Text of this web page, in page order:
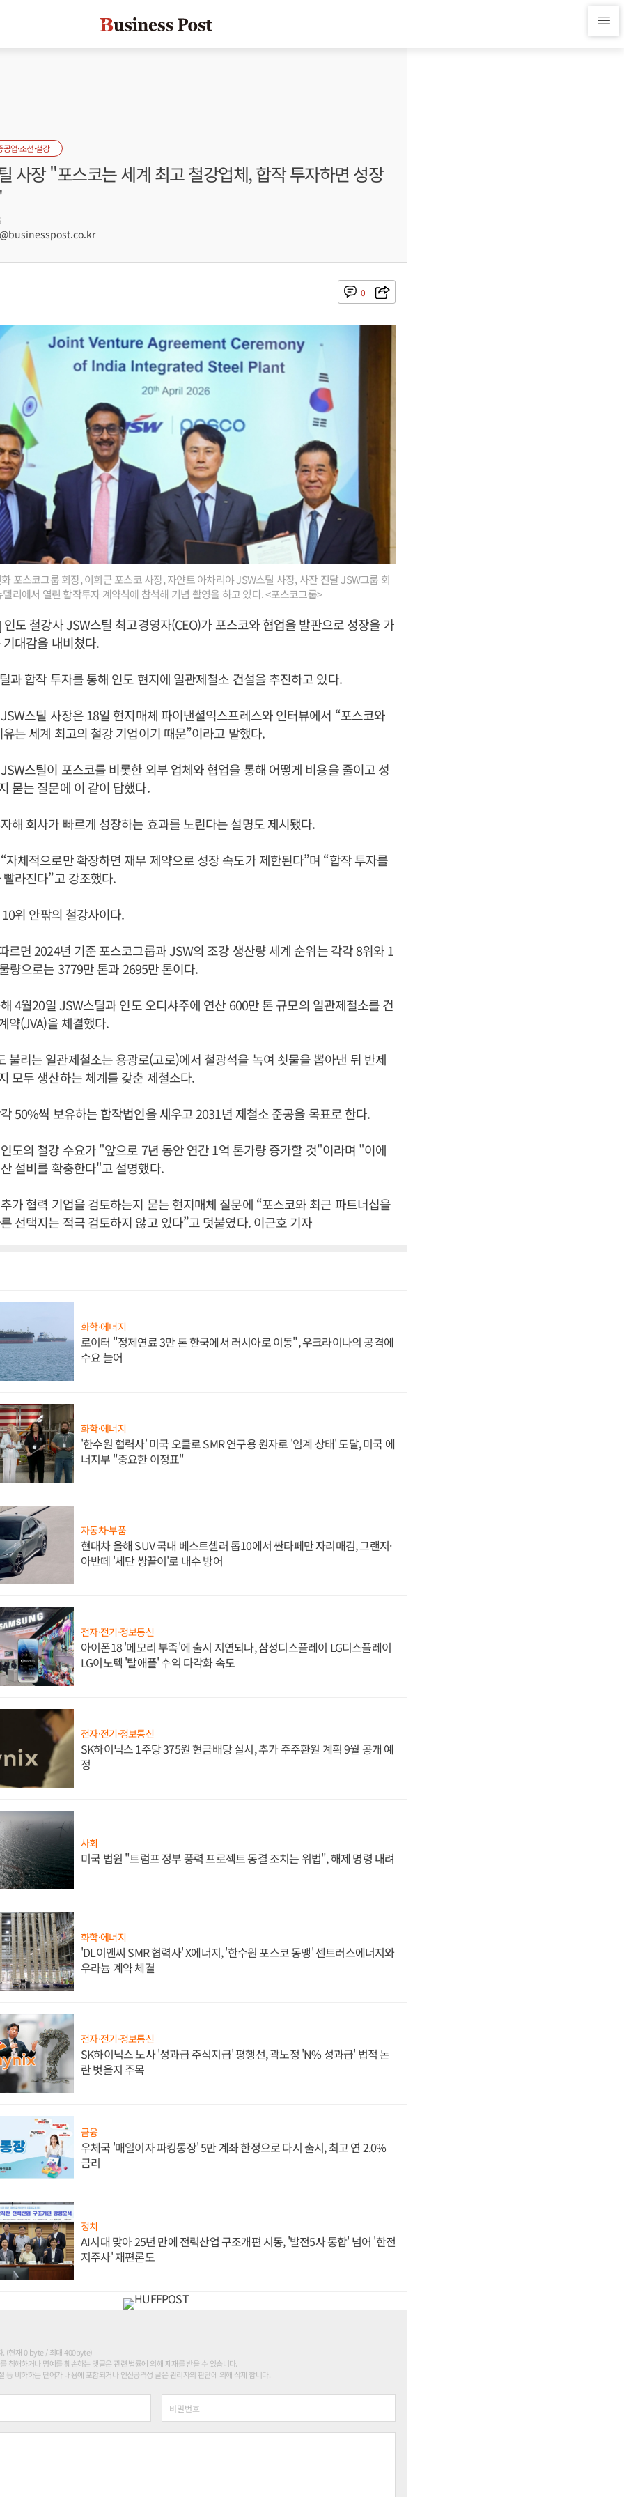
공업·조선·철강
사장 "포스코는 세계 최고 철강업체, 합작 투자하면 성장
0
포스코그룹 회장, 이희근 포스코 사장, 자얀트 아차리야 JSW스틸 사장, 사잔 진달 JSW그룹 회
리에서 열린 합작투자 계약식에 참석해 기념 촬영을 하고 있다. <포스코그룹>
도 철강사 JSW스틸 최고경영자(CEO)가 포스코와 협업을 발판으로 성장을 가
대감을 내비쳤다.
과 합작 투자를 통해 인도 현지에 일관제철소 건설을 추진하고 있다.
스틸 사장은 18일 현지매체 파이낸셜익스프레스와 인터뷰에서 “포스코와
는 세계 최고의 철강 기업이기 때문”이라고 말했다.
스틸이 포스코를 비롯한 외부 업체와 협업을 통해 어떻게 비용을 줄이고 성
묻는 질문에 이 같이 답했다.
해 회사가 빠르게 성장하는 효과를 노린다는 설명도 제시됐다.
자체적으로만 확장하면 재무 제약으로 성장 속도가 제한된다”며 “합작 투자를
라진다”고 강조했다.
위 안팎의 철강사이다.
르면 2024년 기준 포스코그룹과 JSW의 조강 생산량 세계 순위는 각각 8위와 1
량으로는 3779만 톤과 2695만 톤이다.
4월20일 JSW스틸과 인도 오디샤주에 연산 600만 톤 규모의 일관제철소를 건
약(JVA)을 체결했다.
불리는 일관제철소는 용광로(고로)에서 철광석을 녹여 쇳물을 뽑아낸 뒤 반제
모두 생산하는 체계를 갖춘 제철소다.
50%씩 보유하는 합작법인을 세우고 2031년 제철소 준공을 목표로 한다.
도의 철강 수요가 "앞으로 7년 동안 연간 1억 톤가량 증가할 것"이라며 "이에
설비를 확충한다"고 설명했다.
가 협력 기업을 검토하는지 묻는 현지매체 질문에 “포스코와 최근 파트너십을
선택지는 적극 검토하지 않고 있다”고 덧붙였다. 이근호 기자
화학·에너지
로이터 "정제연료 3만 톤 한국에서 러시아로 이동", 우크라이나의 공격에
수요 늘어
화학·에너지
'한수원 협력사' 미국 오클로 SMR 연구용 원자로 '임계 상태' 도달, 미국 에
너지부 "중요한 이정표"
자동차·부품
현대차 올해 SUV 국내 베스트셀러 톱10에서 싼타페만 자리매김, 그랜저·
아반떼 '세단 쌍끌이'로 내수 방어
전자·전기·정보통신
아이폰18 '메모리 부족'에 출시 지연되나, 삼성디스플레이 LG디스플레이
LG이노텍 '탈애플' 수익 다각화 속도
전자·전기·정보통신
SK하이닉스 1주당 375원 현금배당 실시, 추가 주주환원 계획 9월 공개 예
정
사회
미국 법원 "트럼프 정부 풍력 프로젝트 동결 조치는 위법", 해제 명령 내려
화학·에너지
'DL이앤씨 SMR 협력사' X에너지, '한수원 포스코 동맹' 센트러스에너지와
우라늄 계약 체결
전자·전기·정보통신
SK하이닉스 노사 '성과급 주식지급' 평행선, 곽노정 'N% 성과급' 법적 논
란 벗을지 주목
금융
우체국 '매일이자 파킹통장' 5만 계좌 한정으로 다시 출시, 최고 연 2.0%
금리
정치
AI시대 맞아 25년 만에 전력산업 구조개편 시동, '발전5사 통합' 넘어 '한전
지주사' 재편론도
. (현재 0 byte / 최대 400byte)
침해하거나 명예를 훼손하는 댓글은 관련 법률에 의해 제재를 받을 수 있습니다.
등 비하하는 단어가 내용에 포함되거나 인신공격성 글은 관리자의 판단에 의해 삭제 합니다.